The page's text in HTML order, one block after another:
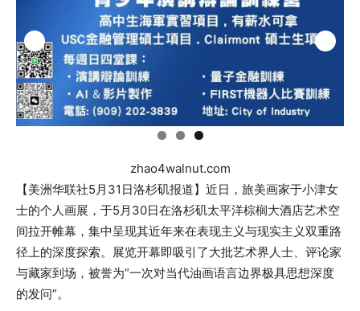
zhao4walnut.com
【美洲华联社5月31日洛杉矶报道】近日，旅美画家于小津女
士的个人画展，于5月30日在洛杉矶太平洋棕榈大酒店艺术空
间拉开帷幕，集中呈现其近年来在表现主义与现实主义双重路
径上的深度探索。展览开幕即吸引了大批艺术界人士、评论家
与藏家到场，被誉为“一次对当代油画语言边界极具思想深度
的发问”。